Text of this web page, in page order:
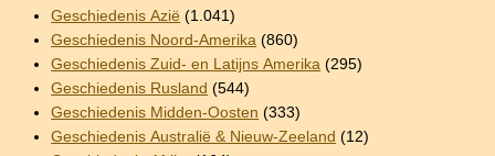
Geschiedenis Azië (1.041)
Geschiedenis Noord-Amerika (860)
Geschiedenis Zuid- en Latijns Amerika (295)
Geschiedenis Rusland (544)
Geschiedenis Midden-Oosten (333)
Geschiedenis Australië & Nieuw-Zeeland (12)